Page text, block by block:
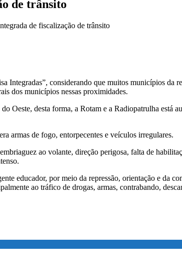
de trânsito
de fiscalização de trânsito
considerando que muitos municípios da
dos municípios nessas proximidades.
Oeste, desta forma, a Rotam e a Radiopatrulha está
armas de fogo, entorpecentes e veículos irregulares.
ao volante, direção perigosa, falta de
educador, por meio da repressão, orientação e da
ao tráfico de drogas, armas, contrabando,